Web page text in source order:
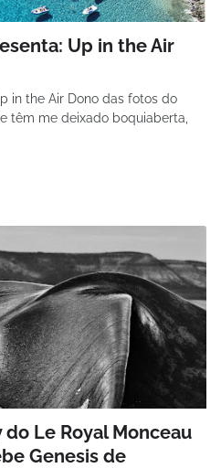
Up in the Air
in the Air Dono das fotos do
têm me deixado boquiaberta,
do Le Royal Monceau
Genesis de